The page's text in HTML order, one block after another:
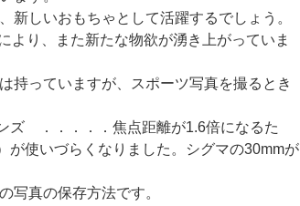
新しいおもちゃとして活躍するでしょう。
より、また新たな物欲が湧き上がっていま
っていますが、スポーツ写真を撮るとき
ズ ．．．．．焦点距離が1.6倍になるた
が使いづらくなりました。シグマの30mmが
写真の保存方法です。